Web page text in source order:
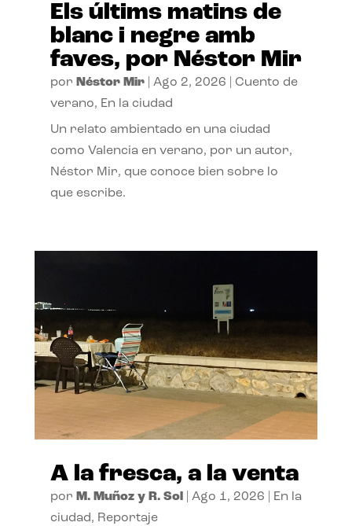
Els últims matins de
blanc i negre amb
faves, por Néstor Mir
por Néstor Mir| Ago 2, 2026
Cuento de
verano, En la ciudad
Un relato ambientado en una ciudad
como Valencia en verano, por un autor,
Néstor Mir, que conoce bien sobre lo
que escribe.
A la fresca, a la venta
por M. Muñoz y R. Sol| Ago 1, 2026
En la
ciudad, Reportaje